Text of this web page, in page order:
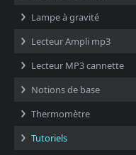
Lampe à gravité
Lecteur Ampli mp3
Lecteur MP3 cannette
Notions de base
Thermomètre
Tutoriels